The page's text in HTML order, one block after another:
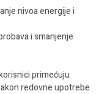
nivoa energije i
i smanjenje
primećuju
redovne upotrebe